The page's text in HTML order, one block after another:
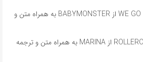
آهنگ انگلیسی کره‌ای WE GO UP از BABYMONSTER به همراه متن و
آهنگ انگلیسی ROLLERCOASTER از MARINA به همراه متن و ترجمه